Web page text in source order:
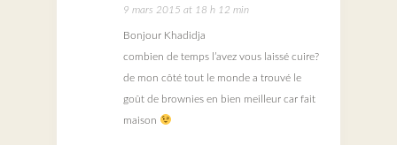
9 mars 2015 at 18 h 12 min
Bonjour Khadidja
combien de temps l’avez vous laissé cuire?
de mon côté tout le monde a trouvé le
goût de brownies en bien meilleur car fait
maison